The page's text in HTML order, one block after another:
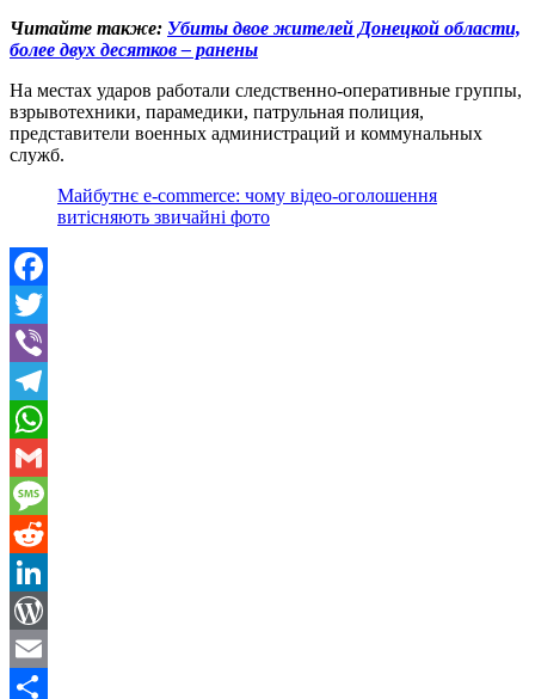
Читайте также: Убиты двое жителей Донецкой области,
более двух десятков – ранены
На местах ударов работали следственно-оперативные группы,
взрывотехники, парамедики, патрульная полиция,
представители военных администраций и коммунальных
служб.
Майбутнє e-commerce: чому відео-оголошення
витісняють звичайні фото
Facebook
Twitter
Viber
Telegram
WhatsApp
Gmail
Message
Reddit
LinkedIn
WordPress
Email